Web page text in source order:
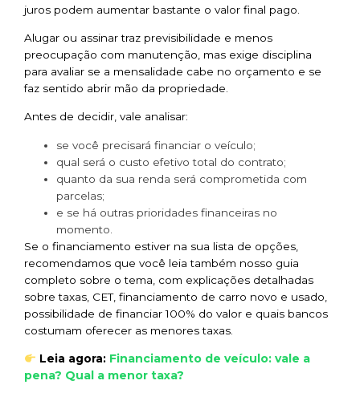
juros podem aumentar bastante o valor final pago.
Alugar ou assinar traz previsibilidade e menos
preocupação com manutenção, mas exige disciplina
para avaliar se a mensalidade cabe no orçamento e se
faz sentido abrir mão da propriedade.
Antes de decidir, vale analisar:
se você precisará financiar o veículo;
qual será o custo efetivo total do contrato;
quanto da sua renda será comprometida com
parcelas;
e se há outras prioridades financeiras no
momento.
Se o financiamento estiver na sua lista de opções,
recomendamos que você leia também nosso guia
completo sobre o tema, com explicações detalhadas
sobre taxas, CET, financiamento de carro novo e usado,
possibilidade de financiar 100% do valor e quais bancos
costumam oferecer as menores taxas.
Leia agora: Financiamento de veículo: vale a
pena? Qual a menor taxa?